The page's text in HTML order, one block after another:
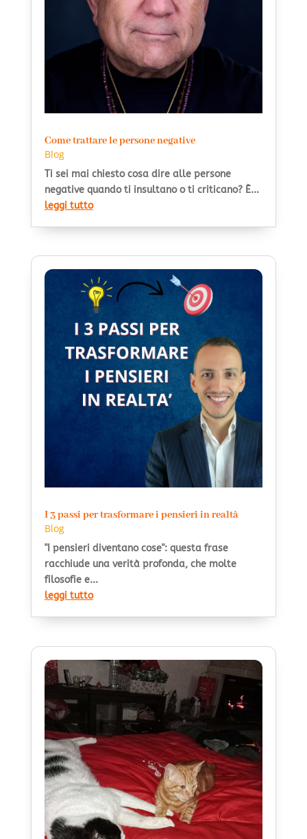
Come trattare le persone negative
Blog
Ti sei mai chiesto cosa dire alle persone
negative quando ti insultano o ti criticano? È...
leggi tutto
I 3 passi per trasformare i pensieri in realtà
Blog
"I pensieri diventano cose": questa frase
racchiude una verità profonda, che molte
filosofie e...
leggi tutto